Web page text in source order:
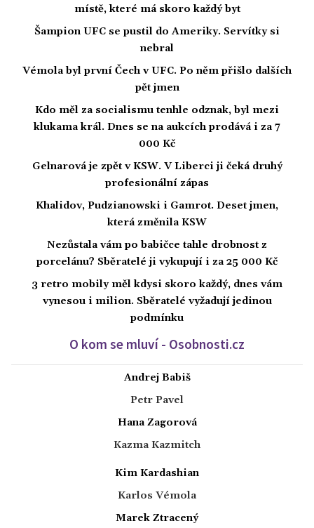
místě, které má skoro každý byt
Šampion UFC se pustil do Ameriky. Servítky si
nebral
Vémola byl první Čech v UFC. Po něm přišlo dalších
pět jmen
Kdo měl za socialismu tenhle odznak, byl mezi
klukama král. Dnes se na aukcích prodává i za 7
000 Kč
Gelnarová je zpět v KSW. V Liberci ji čeká druhý
profesionální zápas
Khalidov, Pudzianowski i Gamrot. Deset jmen,
která změnila KSW
Nezůstala vám po babičce tahle drobnost z
porcelánu? Sběratelé ji vykupují i za 25 000 Kč
3 retro mobily měl kdysi skoro každý, dnes vám
vynesou i milion. Sběratelé vyžadují jedinou
podmínku
O kom se mluví - Osobnosti.cz
Andrej Babiš
Petr Pavel
Hana Zagorová
Kazma Kazmitch
Kim Kardashian
Karlos Vémola
Marek Ztracený